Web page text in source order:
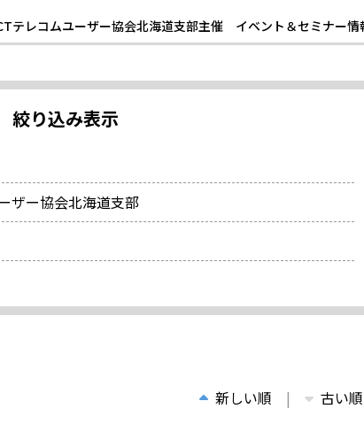
テレコムユーザー協会北海道支部主催 イベント＆セミナー情
絞り込み表示
ザー協会北海道支部
新しい順
古い順